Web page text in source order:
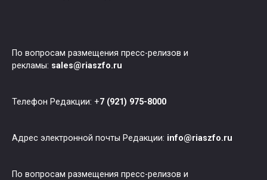
По вопросам размещения пресс-релизов и
рекламы: sales@riaszfo.ru
Телефон Редакции: +7 (921) 975-8000
Адрес электронной почты Редакции: info@riaszfo.ru
По вопросам размещения пресс-релизов и